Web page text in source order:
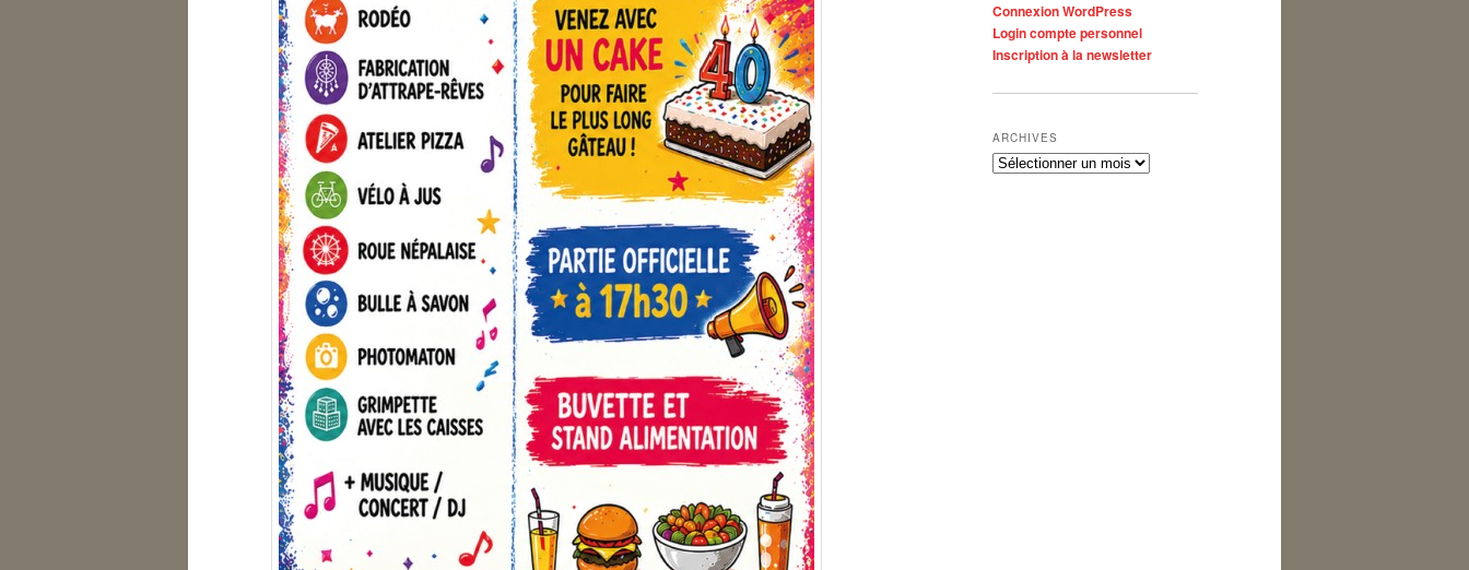
Connexion WordPress
Login compte personnel
Inscription à la newsletter
ARCHIVES
Archives